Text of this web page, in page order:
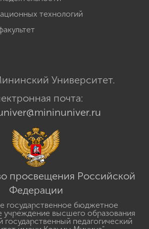
технологий
Университет.
почта:
просвещения Российской
Федерации
государственное бюджетное
учреждение высшего образования
педагогический